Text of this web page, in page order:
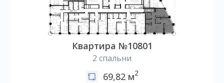
Квартира №10801
2 спальни
69,82 м2